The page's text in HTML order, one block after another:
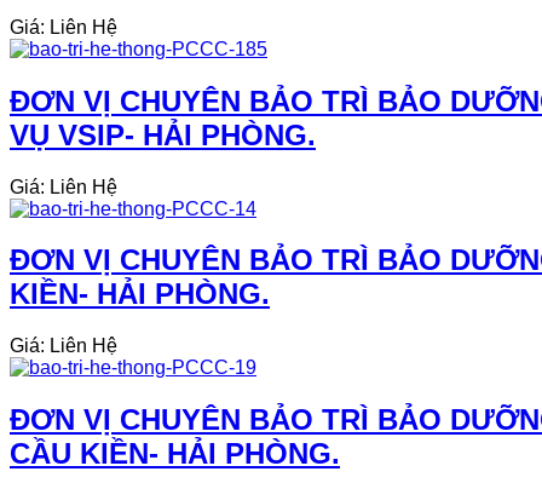
Giá: Liên Hệ
ĐƠN VỊ CHUYÊN BẢO TRÌ BẢO
VỤ VSIP- HẢI PHÒNG.
Giá: Liên Hệ
ĐƠN VỊ CHUYÊN BẢO TRÌ BẢO
KIỀN- HẢI PHÒNG.
Giá: Liên Hệ
ĐƠN VỊ CHUYÊN BẢO TRÌ BẢO
CẦU KIỀN- HẢI PHÒNG.